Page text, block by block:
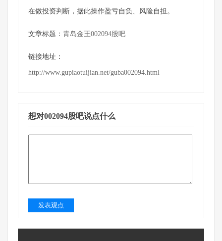
在做投资判断，据此操作盈亏自负、风险自担。
文章标题： 青岛金王002094股吧
链接地址：
http://www.gupiaotuijian.net/guba002094.html
想对002094股吧说点什么
发表观点